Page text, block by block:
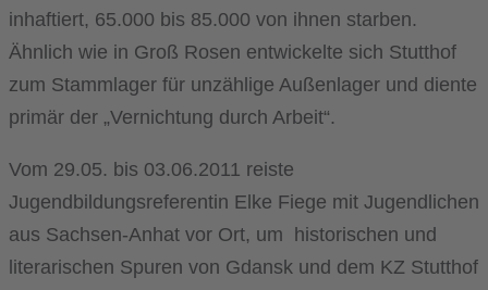
inhaftiert, 65.000 bis 85.000 von ihnen starben.
Ähnlich wie in Groß Rosen entwickelte sich Stutthof
zum Stammlager für unzählige Außenlager und diente
primär der „Vernichtung durch Arbeit“.
Vom 29.05. bis 03.06.2011 reiste
Jugendbildungsreferentin Elke Fiege mit Jugendlichen
aus Sachsen-Anhat vor Ort, um historischen und
literarischen Spuren von Gdansk und dem KZ Stutthof